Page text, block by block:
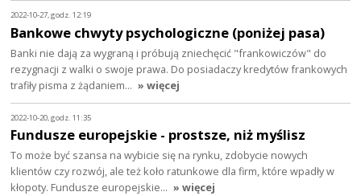
2022-10-27, godz. 12:19
Bankowe chwyty psychologiczne (poniżej pasa)
Banki nie dają za wygraną i próbują zniechęcić "frankowiczów" do
rezygnacji z walki o swoje prawa. Do posiadaczy kredytów frankowych
trafiły pisma z żądaniem… » więcej
2022-10-20, godz. 11:35
Fundusze europejskie - prostsze, niż myślisz
To może być szansa na wybicie się na rynku, zdobycie nowych
klientów czy rozwój, ale też koło ratunkowe dla firm, które wpadły w
kłopoty. Fundusze europejskie… » więcej